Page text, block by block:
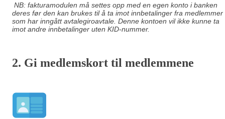
NB: fakturamodulen må settes opp med en egen konto i banken
deres før den kan brukes til å ta imot innbetalinger fra medlemmer
som har inngått avtalegiroavtale. Denne kontoen vil ikke kunne ta
imot andre innbetalinger uten KID-nummer.
2. Gi medlemskort til medlemmene